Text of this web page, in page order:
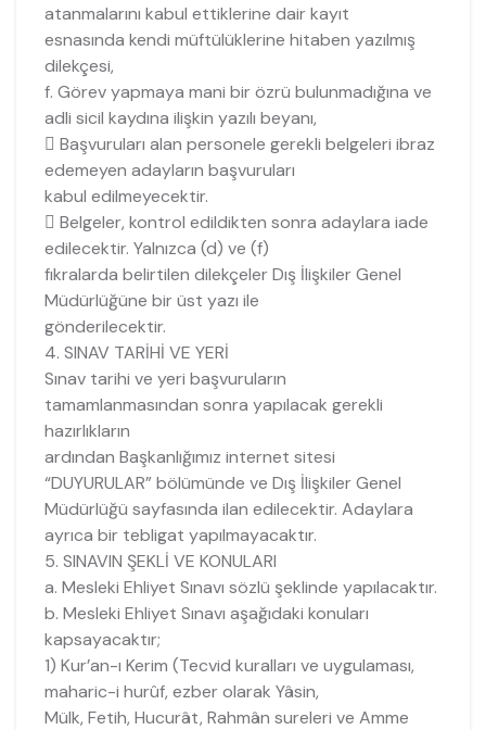
atanmalarını kabul ettiklerine dair kayıt
esnasında kendi müftülüklerine hitaben yazılmış
dilekçesi,
f. Görev yapmaya mani bir özrü bulunmadığına ve
adli sicil kaydına ilişkin yazılı beyanı,
 Başvuruları alan personele gerekli belgeleri ibraz
edemeyen adayların başvuruları
kabul edilmeyecektir.
 Belgeler, kontrol edildikten sonra adaylara iade
edilecektir. Yalnızca (d) ve (f)
fıkralarda belirtilen dilekçeler Dış İlişkiler Genel
Müdürlüğüne bir üst yazı ile
gönderilecektir.
4. SINAV TARİHİ VE YERİ
Sınav tarihi ve yeri başvuruların
tamamlanmasından sonra yapılacak gerekli
hazırlıkların
ardından Başkanlığımız internet sitesi
“DUYURULAR” bölümünde ve Dış İlişkiler Genel
Müdürlüğü sayfasında ilan edilecektir. Adaylara
ayrıca bir tebligat yapılmayacaktır.
5. SINAVIN ŞEKLİ VE KONULARI
a. Mesleki Ehliyet Sınavı sözlü şeklinde yapılacaktır.
b. Mesleki Ehliyet Sınavı aşağıdaki konuları
kapsayacaktır;
1) Kur’an-ı Kerim (Tecvid kuralları ve uygulaması,
maharic-i hurûf, ezber olarak Yâsin,
Mülk, Fetih, Hucurât, Rahmân sureleri ve Amme